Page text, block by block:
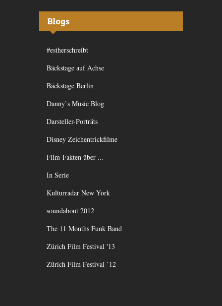
Blogs
#estherschreibt
Bäckstage auf Achse
Bäckstage Berlin
Danny`s Music Blog
Darsteller-Porträts
Disney Zeichentrickfilme
Film-Fakten über ...
In Serie
Kulturradar New York
soundabout 2012
The 11 Months Funk Band
Zürich Film Festival '13
Zürich Film Festival `12